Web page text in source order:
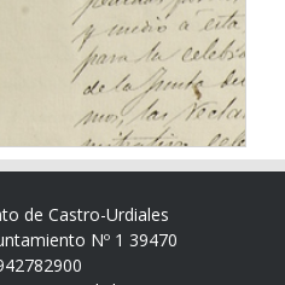
de Castro-Urdiales
Nº 1 39470